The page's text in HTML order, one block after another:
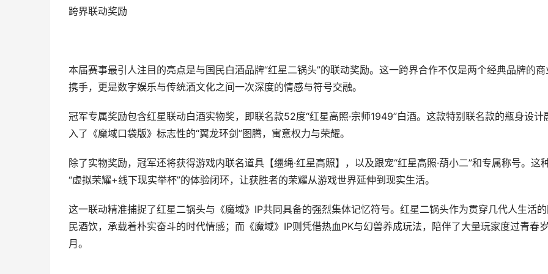
跨界联动奖励
本届赛事最引人注目的亮点是与国民白酒品牌“红星二锅头”的联动奖励。这一跨界合作不仅是两个经典品牌的商
携手，更是数字娱乐与传统酒文化之间一次深度的情感与符号交融。
冠军专属奖励包含红星联动白酒实物奖，即联名款52度“红星高照·宗师1949”白酒。这款特别联名款的瓶身设计
入了《魔域口袋版》标志性的“翼龙环剑”图腾，寓意权力与荣耀。
除了实物奖励，冠军还将获得游戏内联名道具【缰绳·红星高照】，以及跟宠“红星高照·葫小二”和专属称号。这
“虚拟荣耀+线下现实举杯”的体验闭环，让获胜者的荣耀从游戏世界延伸到现实生活。
这一联动精准捕捉了红星二锅头与《魔域》IP共同具备的强烈集体记忆符号。红星二锅头作为贯穿几代人生活的
民酒饮，承载着朴实奋斗的时代情感；而《魔域》IP则凭借热血PK与幻兽养成玩法，陪伴了大量玩家度过青春岁
月。